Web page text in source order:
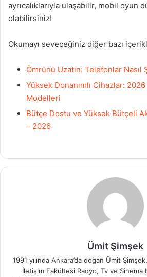
ayrıcalıklarıyla ulaşabilir, mobil oyun
olabilirsiniz!
Okumayı seveceğiniz diğer bazı
Ömrünü Uzatın: Telefonlar Nasıl
Yüksek Donanımlı Cihazlar:
Modelleri
Bütçe Dostu ve Yüksek Bütçeli
– 2026
Ümit Şimşek
1991 yılında Ankara’da doğan Ümit
İletişim Fakültesi Radyo, Tv ve Sinema